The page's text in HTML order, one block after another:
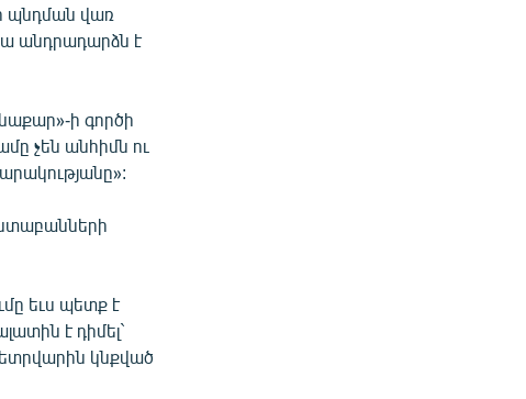
պնդման վառ
անդրադարձն է
ի գործի
չեն անհիմն ու
եւս պետք է
է դիմել`
կնքված